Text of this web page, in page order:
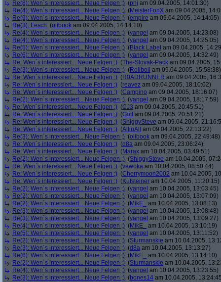
Re(8): Wen´s interessiert... Neue Felgen ;) (phj am 09.04.2005, 14:01:30)
Re(4): Wen´s interessiert... Neue Felgen ;) (MeisterFonX am 09.04.2005,
Re(9): Wen´s interessiert... Neue Felgen ;) (empire am 09.04.2005, 14:14:05)
Re(3): Fesch (olibook am 09.04.2005, 14:14:10)
Re(4): Wen´s interessiert... Neue Felgen ;) (yangel am 09.04.2005, 14:23:08)
Re(4): Wen´s interessiert... Neue Felgen ;) (yangel am 09.04.2005, 14:25:05)
Re(5): Wen´s interessiert... Neue Felgen ;) (Black Label am 09.04.2005,
Re(6): Wen´s interessiert... Neue Felgen ;) (yangel am 09.04.2005, 14:32:49)
Re: Wen´s interessiert... Neue Felgen ;) (The-Slovak-Pack am 09.04.2005,
Re(3): Wen´s interessiert... Neue Felgen ;) (Roliboli am 09.04.2005, 15:58:38)
Re: Wen´s interessiert... Neue Felgen ;) (R0ADRUNNER am 09.04.2005,
Re: Wen´s interessiert... Neue Felgen ;) (reavez am 09.04.2005, 18:10:02)
Re: Wen´s interessiert... Neue Felgen ;) (Campino am 09.04.2005, 18:16:07)
Re(2): Wen´s interessiert... Neue Felgen ;) (yangel am 09.04.2005, 18:17:59)
Re: Wen´s interessiert... Neue Felgen ;) (CJ3 am 09.04.2005, 20:45:51)
Re: Wen´s interessiert... Neue Felgen ;) (Gott am 09.04.2005, 20:51:21)
Re: Wen´s interessiert... Neue Felgen ;) (ShiggySteve am 09.04.2005,
Re: Wen´s interessiert... Neue Felgen ;) (AllinAll
am 09.04.2005, 22:13:22)
Re(3): Wen´s interessiert... Neue Felgen ;) (olibook am 09.04.2005, 22:49:48)
Re: Wen´s interessiert... Neue Felgen ;) (d8a am 09.04.2005, 23:06:24)
Re: Wen´s interessiert... Neue Felgen ;) (Marax am 10.04.2005, 03:49:51)
Re(2): Wen´s interessiert... Neue Felgen ;) (ShiggySteve am 10.04.2005,
Re: Wen´s interessiert... Neue Felgen ;) (vawoka am 10.04.2005, 08:50:44)
Re: Wen´s interessiert... Neue Felgen ;) (Cherrymoon2002 am 10.04.2005,
Re: Wen´s interessiert... Neue Felgen ;) (Kufsteiner am 10.04.2005, 11:20:15)
Re(2): Wen´s interessiert... Neue Felgen ;) (yangel am 10.04.2005, 13:03:45)
Re(2): Wen´s interessiert... Neue Felgen ;) (yangel am 10.04.2005, 13:07:09)
Re(2): Wen´s interessiert... Neue Felgen ;) (MikE_
am 10.04.2005, 13:08:13)
Re(3): Wen´s interessiert... Neue Felgen ;) (yangel am 10.04.2005, 13:08:48)
Re(3): Wen´s interessiert... Neue Felgen ;) (yangel am 10.04.2005, 13:09:27)
Re(4): Wen´s interessiert... Neue Felgen ;) (MikE_
am 10.04.2005, 13:10:19)
Re(5): Wen´s interessiert... Neue Felgen ;) (yangel am 10.04.2005, 13:11:52)
Re(2): Wen´s interessiert... Neue Felgen ;) (Sturmanskie am 10.04.2005,
Re(3): Wen´s interessiert... Neue Felgen ;) (d8a am 10.04.2005, 13:13:27)
Re(6): Wen´s interessiert... Neue Felgen ;) (MikE_
am 10.04.2005, 13:14:10)
Re(2): Wen´s interessiert... Neue Felgen ;) (Sturmanskie am 10.04.2005,
Re(4): Wen´s interessiert... Neue Felgen ;) (yangel am 10.04.2005, 13:23:55)
Re(3): Wen´s interessiert... Neue Felgen ;) (bones14 am 10.04.2005,